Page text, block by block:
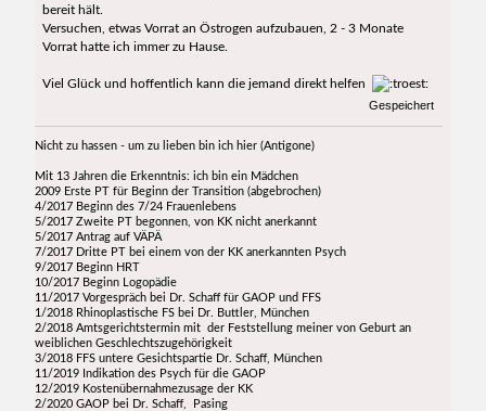
bereit hält.
Versuchen, etwas Vorrat an Östrogen aufzubauen, 2 - 3 Monate
Vorrat hatte ich immer zu Hause.
Viel Glück und hoffentlich kann die jemand direkt helfen
Gespeichert
Nicht zu hassen - um zu lieben bin ich hier (Antigone)
Mit 13 Jahren die Erkenntnis: ich bin ein Mädchen
2009 Erste PT für Beginn der Transition (abgebrochen)
4/2017 Beginn des 7/24 Frauenlebens
5/2017 Zweite PT begonnen, von KK nicht anerkannt
5/2017 Antrag auf VÄPÄ
7/2017 Dritte PT bei einem von der KK anerkannten Psych
9/2017 Beginn HRT
10/2017 Beginn Logopädie
11/2017 Vorgespräch bei Dr. Schaff für GAOP und FFS
1/2018 Rhinoplastische FS bei Dr. Buttler, München
2/2018 Amtsgerichtstermin mit der Feststellung meiner von Geburt an
weiblichen Geschlechtszugehörigkeit
3/2018 FFS untere Gesichtspartie Dr. Schaff, München
11/2019 Indikation des Psych für die GAOP
12/2019 Kostenübernahmezusage der KK
2/2020 GAOP bei Dr. Schaff, Pasing